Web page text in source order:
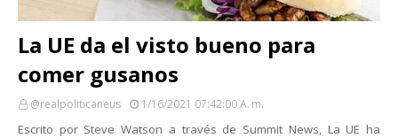
La UE da el visto bueno para
comer gusanos
@realpoliticaneus 1/16/2021 07:42:00 A. M.
Escrito por Steve Watson a través de Summit News, La UE ha